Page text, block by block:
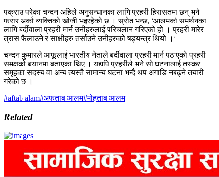
पक्राउ परेका चन्दन अहिले अनुसन्धानका लागि प्रहरी हिरासतमा छन् भने
फरार अर्का व्यक्तिको खोजी भइरहेको छ । स्रोत भन्छ, ‘आलमको समर्थनका
लागि बर्दीवाला प्रहरी मार्न उनीहरुलाई परिचलान गरिएको हो । प्रहरी मारेर
त्रास फैलाउने र साक्षीहरु तर्साउने उनीहरुको षड्यन्त्र थियो ।’
चन्दन कुमारले आफूलाई भारतीय नेताले बर्दीवाला प्रहरी मार्न पठाएको प्रहरी
समक्षको बयानमा बताएका थिए । यद्यपि प्रहरीले भने सो घटनालाई तस्कर
समूहका सदस्य वा अन्य त्यस्तै सामान्य घटना भन्दै थप अगाडि नबढ्ने तयारी
गरेको छ ।
#aftab alam#अफताब आलम#मोहताब आलम
Related